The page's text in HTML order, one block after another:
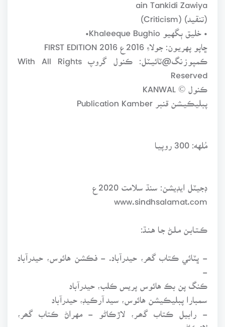
(تنقيد) (Criticism)
• خليق ٻگهيو Khaleeque Bughio•
ڇاپو پهريـون: جولاءِ 2016ع FIRST EDITION 2016
ڪنول © KANWAL
پبليڪيـشن قنبر Publication Kamber
مُلهه: 300 روپيـا
ڊجيٽل ايڊيشن: سنڌ سلامت 2020ع
ڪـتـابـن مـلـڻ جـا هـنـڌ:
- ڀٽائي ڪتاب گھر، حيدرآباد. - فڪشن هائوس، حيدرآباد
ڪنگ پن بڪ هائوس پريس ڪلب، حيدرآباد
سمبارا پبليڪيشن هائوس، سيد آرڪيڊ، حيدرآباد
- رابيل ڪتاب گـﮬـر، لاڙڪاڻو - مهراڻ ڪتاب گھر،
لاڙڪاڻو-